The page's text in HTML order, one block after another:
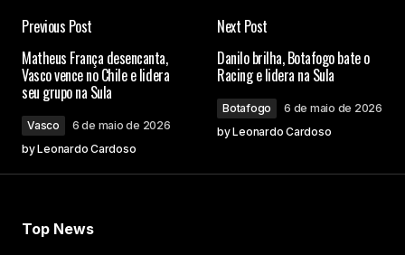
Previous Post
Matheus França desencanta,
Vasco vence no Chile e lidera
seu grupo na Sula
Vasco
6 de maio de 2026
byLeonardo Cardoso
Next Post
Danilo brilha, Botafogo bate o
Racing e lidera na Sula
Botafogo
6 de maio de 2026
byLeonardo Cardoso
Top News